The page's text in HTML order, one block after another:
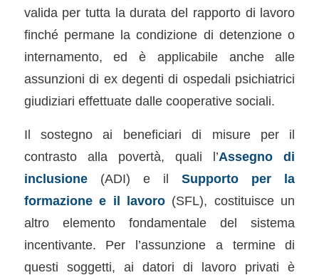
valida per tutta la durata del rapporto di lavoro
finché permane la condizione di detenzione o
internamento, ed è applicabile anche alle
assunzioni di ex degenti di ospedali psichiatrici
giudiziari effettuate dalle cooperative sociali.
Il sostegno ai beneficiari di misure per il
contrasto alla povertà, quali l’Assegno di
inclusione(ADI) e ilSupporto per la
formazione e il lavoro (SFL), costituisce un
altro elemento fondamentale del sistema
incentivante. Per l’assunzione a termine di
questi soggetti, ai datori di lavoro privati è